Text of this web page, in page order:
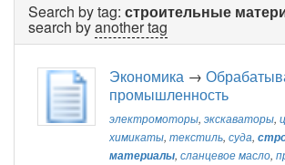
Search by tag: строительные
search byanother tag
Экономика →
промышленность
электромоторы, экскаваторы,
химикаты, текстиль, суда,
материалы, сланцевое масло,